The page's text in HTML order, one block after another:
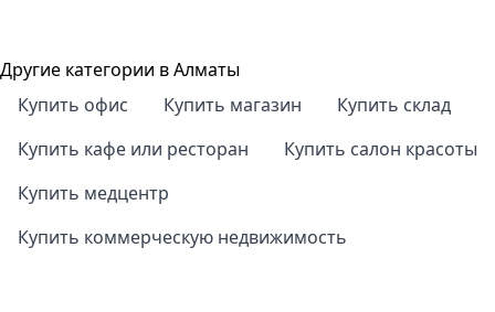
Другие категории в Алматы
Купить офис
Купить магазин
Купить склад
Купить кафе или ресторан
Купить салон красоты
Купить медцентр
Купить коммерческую недвижимость